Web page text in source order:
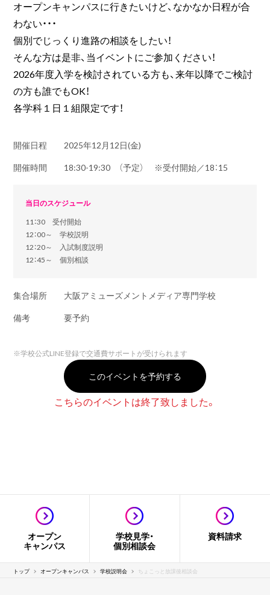
オープンキャンパスに行きたいけど、なかなか日程が合
わない・・・
個別でじっくり進路の相談をしたい！
そんな方は是非、当イベントにご参加ください！
2026年度入学を検討されている方も、来年以降でご検討
の方も誰でもOK！
各学科１日１組限定です！
開催日程
2025年12月12日(金)
開催時間
18:30-19:30 （予定） ※受付開始／18：15
当日のスケジュール
11：30 受付開始
12：00～ 学校説明
12：20～ 入試制度説明
12：45～ 個別相談
集合場所
大阪アミューズメントメディア専門学校
備考
要予約
※学校公式LINE登録で交通費サポートが受けられます
このイベントを予約する
こちらのイベントは終了致しました。
オープン
キャンパス
学校見学・
個別相談会
資料請求
トップ オープンキャンパス 学校説明会 ちょこっと放課後相談会